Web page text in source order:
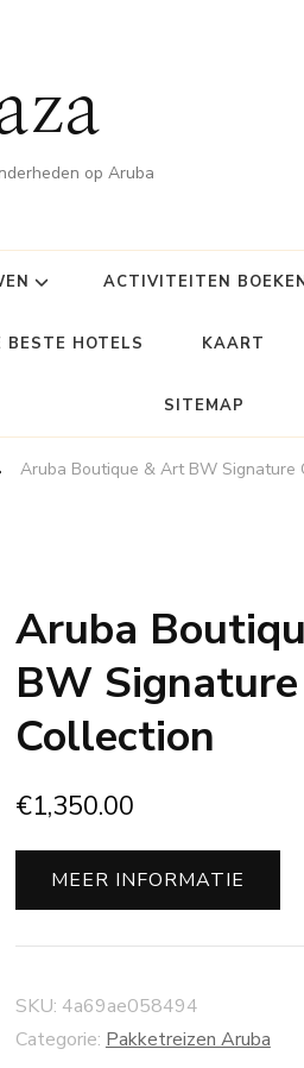
op Aruba
ACTIVITEITEN
BESTE HOTELS KAART
SITEMAP
Aruba Boutique & Art BW Signature
Aruba
BW Signature
Collection
€1,350.00
MEER INFORMATIE
SKU: 4a69ae058494
Categorie: Pakketreizen Aruba